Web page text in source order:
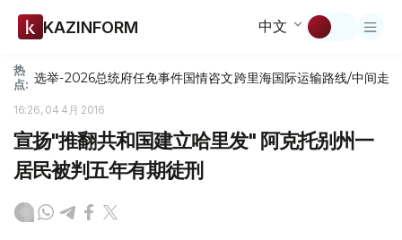
KAZINFORM 中文
热
点: 选举-2026总统府任免事件国情咨文跨里海国际运输路线/中间走廊
16:26, 04 4月 2016
宣扬"推翻共和国建立哈里发" 阿克托别州一
居民被判五年有期徒刑